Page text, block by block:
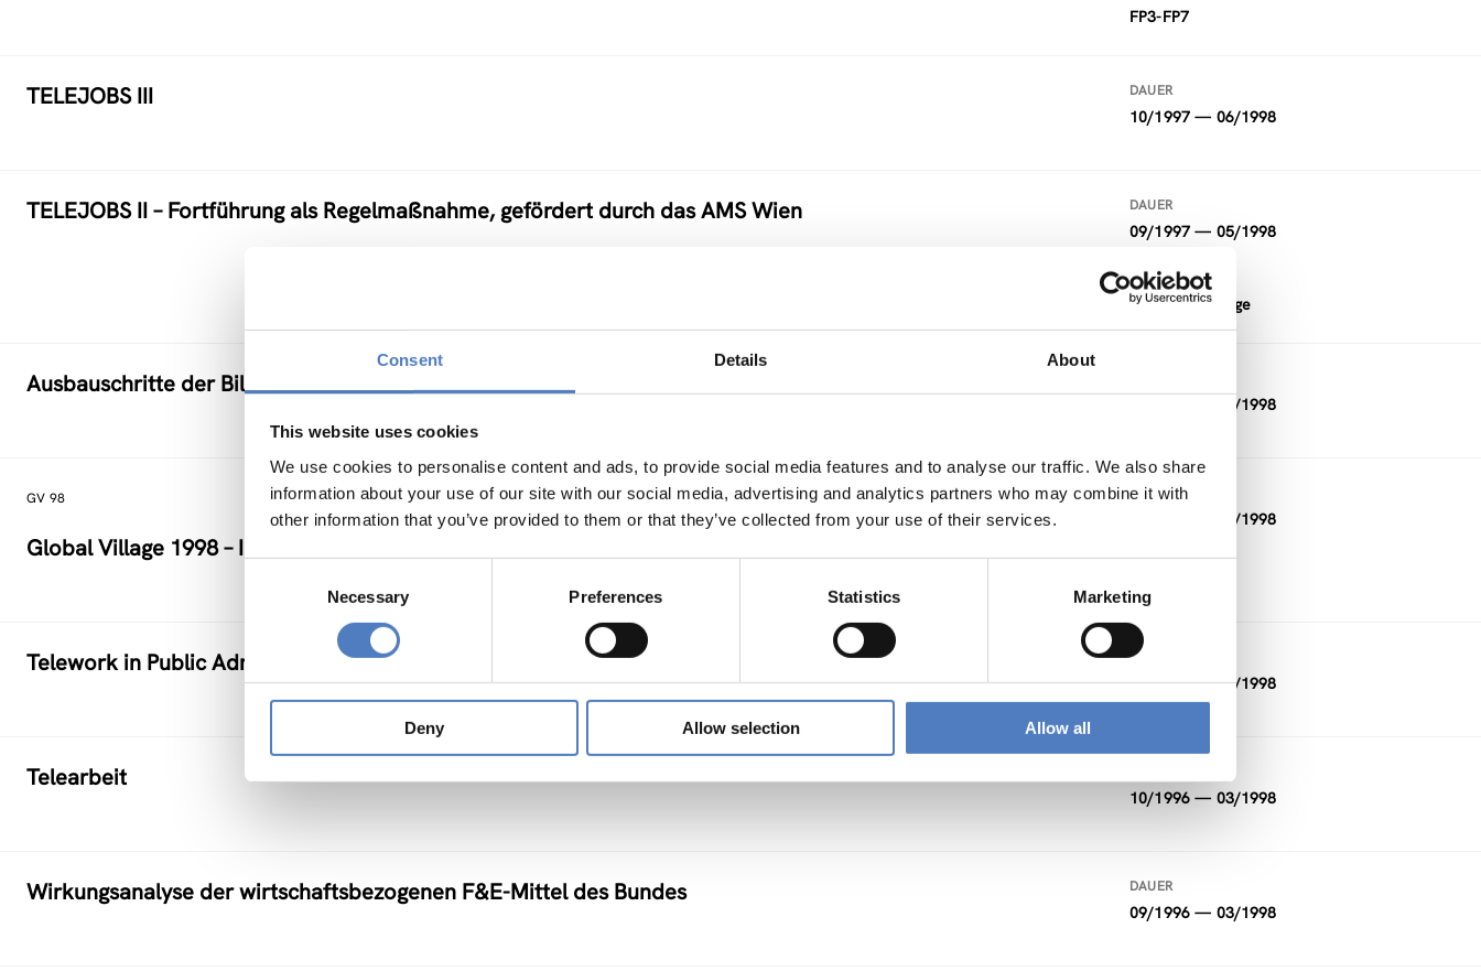
Consent Details About
This website uses cookies
We use cookies to personalise content and ads, to provide social media features and to analyse our traffic. We also share
information about your use of our site with our social media, advertising and analytics partners who may combine it with
other information that you’ve provided to them or that they’ve collected from your use of their services.
Necessary Preferences Statistics Marketing
Deny Allow selection Allow all
FP3-FP7
TELEJOBS III DAUER
10/1997 — 06/1998
TELEJOBS II – Fortführung als Regelmaßnahme, gefördert durch das AMS Wien DAUER
09/1997 — 05/1998
FINANZIERUNG
Andere, Sonstige
Ausbauschritte der Bildungsdatenbank EBIS („Zukunft Österreich“)
09/1997 — 05/1998
GV 98
Global Village 1998 – Internationales Symposium, Workshops und Ausstellung im Wiener Rathaus
DAUER
10/1997 — 04/1998
Telework in Public Administration DAUER
12/1997 — 04/1998
Telearbeit
10/1996 — 03/1998
Wirkungsanalyse der wirtschaftsbezogenen F&E-Mittel des Bundes DAUER
09/1996 — 03/1998